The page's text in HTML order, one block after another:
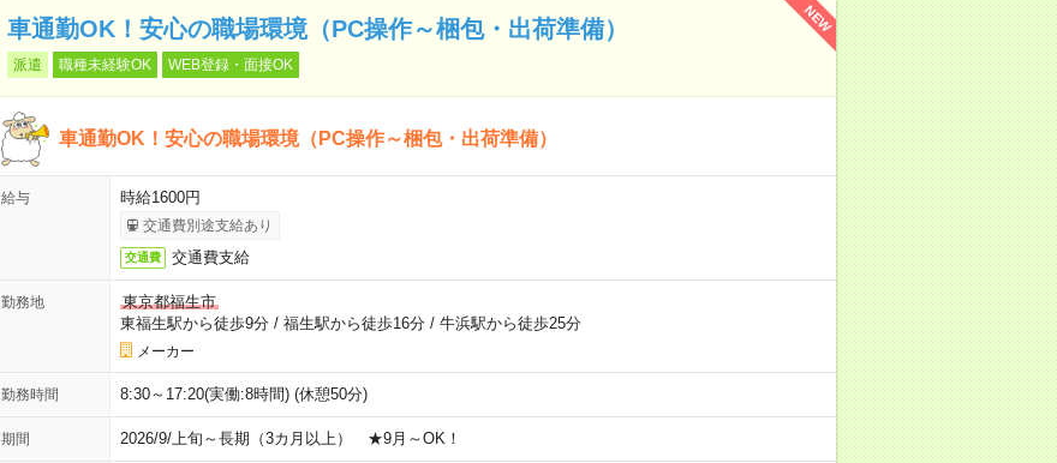
NEW
車通勤OK！安心の職場環境（PC操作～梱包・出荷準備）
派遣 職種未経験OK WEB登録・面接OK
車通勤OK！安心の職場環境（PC操作～梱包・出荷準備）
給与 時給1600円
交通費別途支給あり
交通費 交通費支給
勤務地
東京都福生市
東福生駅から徒歩9分/ 福生駅から徒歩16分/ 牛浜駅から徒歩25分
メーカー
勤務時間 8:30～17:20(実働:8時間) (休憩50分)
期間 2026/9/上旬～長期（3カ月以上） ★9月～OK！